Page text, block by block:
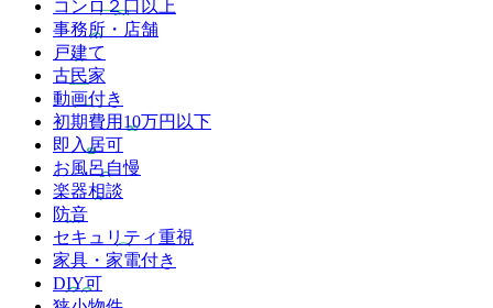
コンロ２口以上
事務所・店舗
戸建て
古民家
動画付き
初期費用10万円以下
即入居可
お風呂自慢
楽器相談
防音
セキュリティ重視
家具・家電付き
DIY可